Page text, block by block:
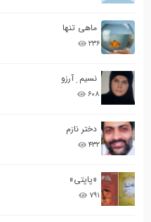
ماهی تنها
۲۳۶
نسیم ِ آرزو
۶۰۸
دختر نازم
۴۳۲
«پاپتی»
۷۹۱